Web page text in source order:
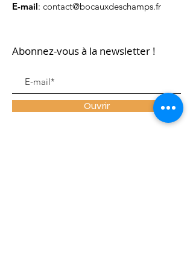
E-mail: contact@bocauxdeschamps.fr
Abonnez-vous à la newsletter !
Ouvrir